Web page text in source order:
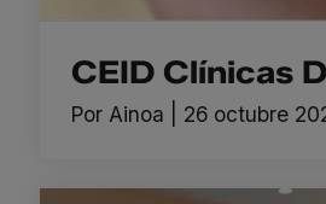
CEID Clínicas
Por Ainoa 26 octubre